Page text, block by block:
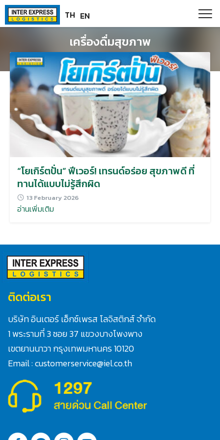
Paste this code as high in the of the page as possible:
content
TH EN
Search
เครื่องดื่มสุขภาพ
“โยเกิร์ตปั่น” ฟีเวอร์! เทรนด์อร่อย สุขภาพดี ที่
ทานได้แบบไม่รู้สึกผิด
13 February 2026
อ่านเพิ่มเติม
ติดต่อเรา
บริษัท อินเตอร์ เอ็กซ์เพรส โลจิสติกส์ จำกัด
1 พระรามที่ 3 ซอย 37 แขวงบางโพงพาง
เขตยานนาวา กรุงเทพมหานคร 10120
Email : customerservice@iel.co.th